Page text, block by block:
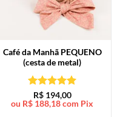
Café da Manhã PEQUENO
(cesta de metal)
Avaliação5
de 5
R$194,00
ou R$ 188,18com Pix